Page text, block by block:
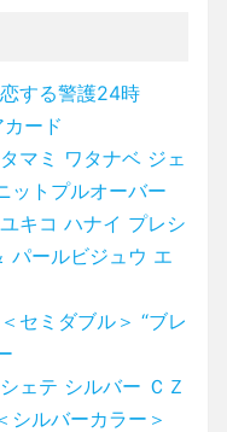
する警護24時
ード
マミ ワタナベ ジェ
ットプルオーバー
キコ ハナイ プレシ
パールビジュウ エ
セミダブル＞ “ブレ
ェテ シルバー ＣＺ
シルバーカラー＞